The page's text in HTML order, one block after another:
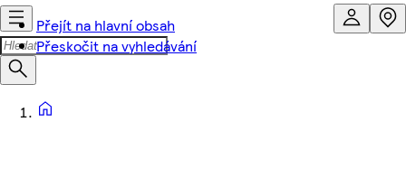
Přejít na hlavní obsah
Přeskočit na vyhledávání